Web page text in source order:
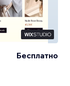
Бесплатно